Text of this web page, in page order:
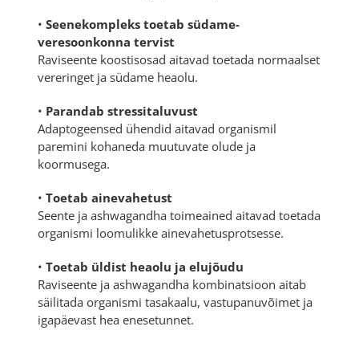
• Seenekompleks toetab südame-
veresoonkonna tervist
Raviseente koostisosad aitavad toetada normaalset
vereringet ja südame heaolu.
• Parandab stressitaluvust
Adaptogeensed ühendid aitavad organismil
paremini kohaneda muutuvate olude ja
koormusega.
• Toetab ainevahetust
Seente ja ashwagandha toimeained aitavad toetada
organismi loomulikke ainevahetusprotsesse.
• Toetab üldist heaolu ja elujõudu
Raviseente ja ashwagandha kombinatsioon aitab
säilitada organismi tasakaalu, vastupanuvõimet ja
igapäevast hea enesetunnet.